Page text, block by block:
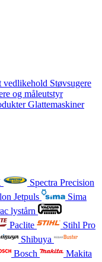
vedlikehold Støvsugere
og måleutstyr
Glattemaskiner
Spectra Precision
Jetpuls
Sima
lystårn
Paclite
Stihl Pro
Shibuya
Bosch
Makita